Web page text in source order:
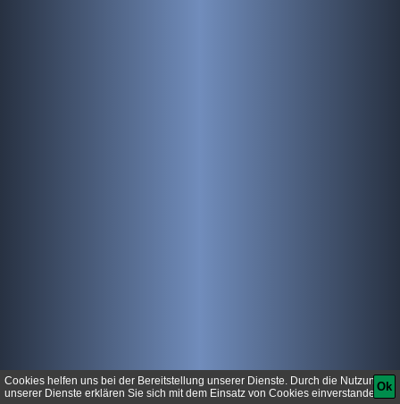
© Tandallin - 2026 Datenschutz Impressum